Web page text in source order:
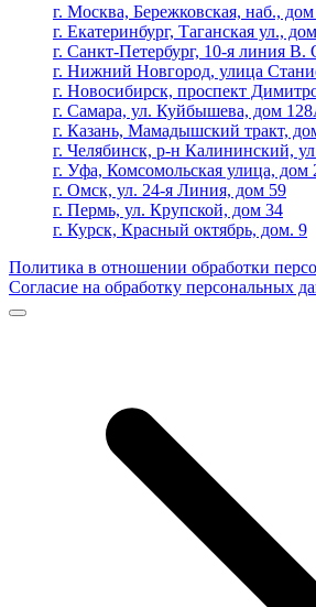
г. Москва, Бережковская, наб.,
г. Екатеринбург, Таганская ул.,
г. Санкт-Петербург, 10-я линия В.
г. Нижний Новгород, улица
г. Новосибирск, проспект
г. Самара, ул. Куйбышева, дом
г. Казань, Мамадышский тракт,
г. Челябинск, р-н Калининский,
г. Уфа, Комсомольская улица, дом
г. Омск, ул. 24-я Линия, дом 59
г. Пермь, ул. Крупской, дом 34
г. Курск, Красный октябрь, дом. 9
Политика в отношении обработки
Согласие на обработку персональных